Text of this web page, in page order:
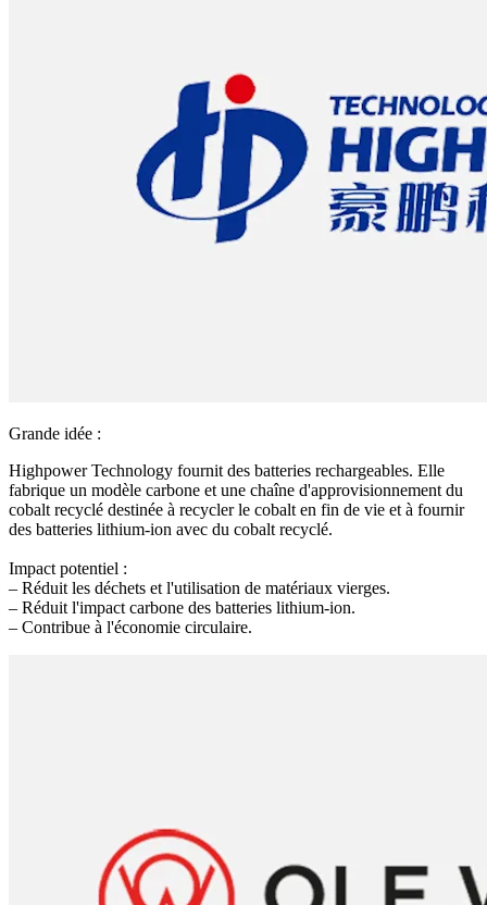
Grande idée :
Highpower Technology fournit des batteries rechargeables. Elle
fabrique un modèle carbone et une chaîne d'approvisionnement du
cobalt recyclé destinée à recycler le cobalt en fin de vie et à fournir
des batteries lithium-ion avec du cobalt recyclé.
Impact potentiel :
– Réduit les déchets et l'utilisation de matériaux vierges.
– Réduit l'impact carbone des batteries lithium-ion.
– Contribue à l'économie circulaire.